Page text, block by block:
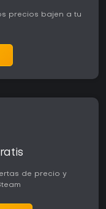
precios bajen a tu
de precio y